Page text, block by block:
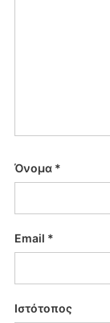
Όνομα *
Email *
Ιστότοπος